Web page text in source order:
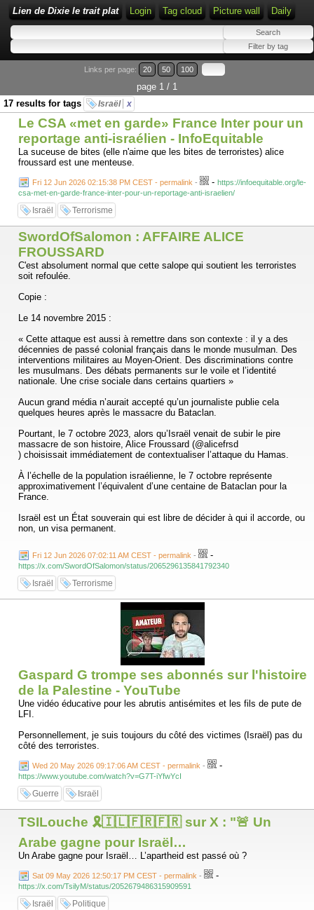
Lien de Dixie le trait plat Login Tag cloud Picture wall Daily
Links per page: 20 50 100
page 1 / 1
17 results for tags
Israël x
Le CSA «met en garde» France Inter pour un
reportage anti-israélien - InfoEquitable
La suceuse de bites (elle n'aime que les bites de terroristes) alice
froussard est une menteuse.
Fri 12 Jun 2026 02:15:38 PM CEST - permalink - - https://infoequitable.org/le-
csa-met-en-garde-france-inter-pour-un-reportage-anti-israelien/
Israël Terrorisme
SwordOfSalomon : AFFAIRE ALICE
FROUSSARD
C'est absolument normal que cette salope qui soutient les terroristes
soit refoulée.
Copie :
Le 14 novembre 2015 :
« Cette attaque est aussi à remettre dans son contexte : il y a des
décennies de passé colonial français dans le monde musulman. Des
interventions militaires au Moyen-Orient. Des discriminations contre
les musulmans. Des débats permanents sur le voile et l’identité
nationale. Une crise sociale dans certains quartiers »
Aucun grand média n’aurait accepté qu’un journaliste publie cela
quelques heures après le massacre du Bataclan.
Pourtant, le 7 octobre 2023, alors qu’Israël venait de subir le pire
massacre de son histoire, Alice Froussard (@alicefrsd
) choisissait immédiatement de contextualiser l’attaque du Hamas.
À l’échelle de la population israélienne, le 7 octobre représente
approximativement l’équivalent d’une centaine de Bataclan pour la
France.
Israël est un État souverain qui est libre de décider à qui il accorde, ou
non, un visa permanent.
🔎 D'autant que l'analyse post et repost du compte X d'@alicefrsd
est encore plus édifiante :
- Banalisation de la Shoah en utilisant les termes "Holocauste", "Never
Again" ou encore "camp de la mort" pour Gaza
- Emploi du terme "Animaux sanguinaires" pour designer les israéliens
- Repost de comptes antisémites et complotistes comme ceux de
l'Oeil Medias, Kamil Abderarham, Muzna Shahabi ou encore Francesca
- Repost de toutes les pires Fake News et toute la propagande du
Hamas depuis le 7 octobre notamment à travers le compte de Ramy
Abdu, lui même membre du Hamas.
- Propos élogieux à l'égard des dirigeants du Hamas, Yahyah Sinwar et
Ismail Haniyeh
- hommages à plusieurs terroristes du Hamas presentés comme
journalistes.
Hamas.
Fri 12 Jun 2026 07:02:11 AM CEST - permalink - -
https://x.com/SwordOfSalomon/status/2065296135841792340
Israël Terrorisme
Gaspard G trompe ses abonnés sur l'histoire
de la Palestine - YouTube
Une vidéo éducative pour les abrutis antisémites et les fils de pute de
LFI.
Personnellement, je suis toujours du côté des victimes (Israël) pas du
côté des terroristes.
Wed 20 May 2026 09:17:06 AM CEST - permalink - -
https://www.youtube.com/watch?v=G7T-iYfwYcI
Guerre Israël
TSILouche 🎗️🇮🇱🇫🇷🇫🇷 sur X : "🚨 Un
Arabe gagne pour Israël…
Un Arabe gagne pour Israël… L’apartheid est passé où ?
Sat 09 May 2026 12:50:17 PM CEST - permalink - -
https://x.com/TsilyM/status/2052679486315909591
Israël Politique